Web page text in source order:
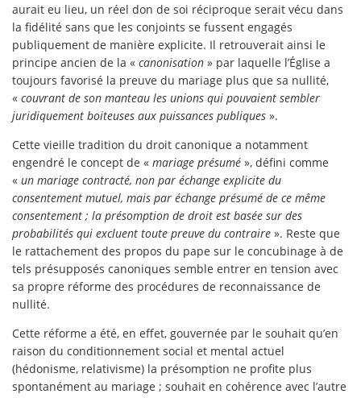
aurait eu lieu, un réel don de soi réciproque serait vécu dans
la fidélité sans que les conjoints se fussent engagés
publiquement de manière explicite. Il retrouverait ainsi le
principe ancien de la « canonisation » par laquelle l’Église a
toujours favorisé la preuve du mariage plus que sa nullité,
« couvrant de son manteau les unions qui pouvaient sembler
juridiquement boiteuses aux puissances publiques ».
Cette vieille tradition du droit canonique a notamment
engendré le concept de « mariage présumé », défini comme
« un mariage contracté, non par échange explicite du
consentement mutuel, mais par échange présumé de ce même
consentement ; la présomption de droit est basée sur des
probabilités qui excluent toute preuve du contraire ». Reste que
le rattachement des propos du pape sur le concubinage à de
tels présupposés canoniques semble entrer en tension avec
sa propre réforme des procédures de reconnaissance de
nullité.
Cette réforme a été, en effet, gouvernée par le souhait qu’en
raison du conditionnement social et mental actuel
(hédonisme, relativisme) la présomption ne profite plus
spontanément au mariage ; souhait en cohérence avec l’autre